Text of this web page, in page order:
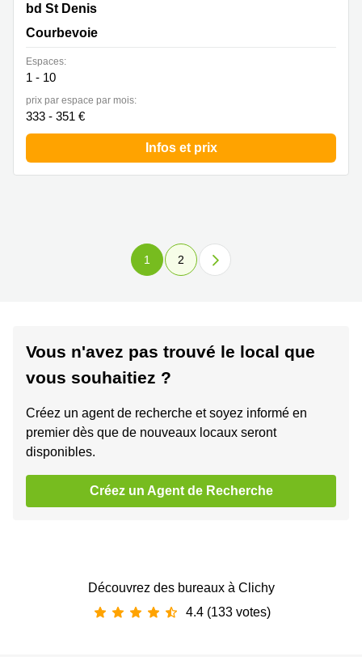
293 bd St Denis, Courbevoie
bd St Denis
Courbevoie
Espaces:
1 - 10
prix par espace par mois:
333 - 351 €
Infos et prix
1 2
Vous n'avez pas trouvé le local que
vous souhaitiez ?
Créez un agent de recherche et soyez informé en
premier dès que de nouveaux locaux seront
disponibles.
Créez un Agent de Recherche
Découvrez des bureaux à Clichy
4.4 (133 votes)